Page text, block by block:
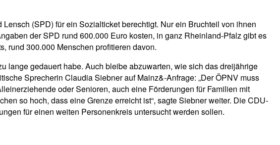
(SPD) für ein Sozialticket berechtigt. Nur ein Bruchteil von ihnen
der SPD rund 600.000 Euro kosten, in ganz Rheinland-Pfalz gibt es
rund 300.000 Menschen profitieren davon.
lange gedauert habe. Auch bleibe abzuwarten, wie sich das dreijährige
Sprecherin Claudia Siebner auf Mainz&-Anfrage: „Der ÖPNV muss
oder Senioren, auch eine Förderungen für Familien mit
so hoch, dass eine Grenze erreicht ist“, sagte Siebner weiter. Die CDU-
für einen weiten Personenkreis untersucht werden sollen.